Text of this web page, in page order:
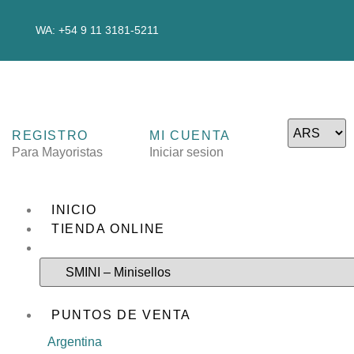
WA: +54 9 11 3181-5211
REGISTRO
Para Mayoristas
MI CUENTA
Iniciar sesion
INICIO
TIENDA ONLINE
PUNTOS DE VENTA
Argentina